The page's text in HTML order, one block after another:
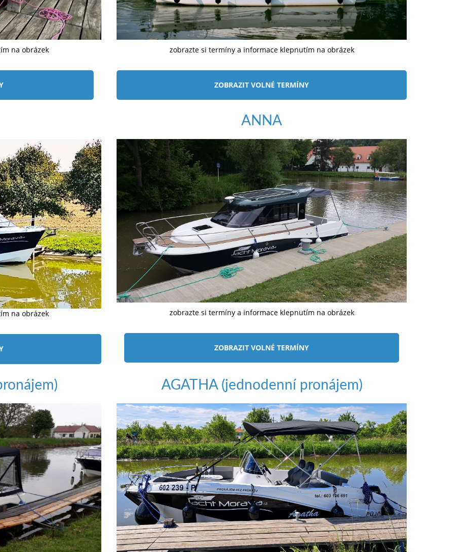
na obrázek zobrazte si termíny a informace klepnutím na obrázek
ZOBRAZIT VOLNÉ TERMÍNY
na obrázek
ANNA
zobrazte si termíny a informace klepnutím na obrázek
ZOBRAZIT VOLNÉ TERMÍNY
AGATHA (jednodenní pronájem)